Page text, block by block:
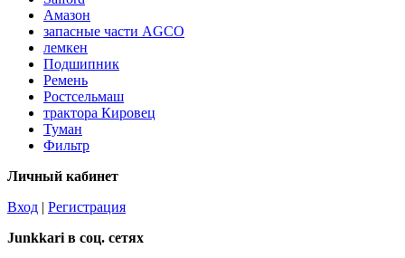
Амазон
запасные части AGCO
лемкен
Подшипник
Ремень
Ростсельмаш
трактора Кировец
Туман
Фильтр
Личный кабинет
Вход | Регистрация
Junkkari в соц. сетях